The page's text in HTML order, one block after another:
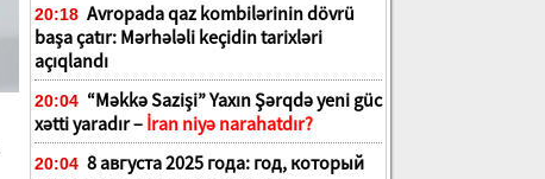
20:18 Avropada qaz kombilərinin dövrü
başa çatır: Mərhələli keçidin tarixləri
açıqlandı
20:04 “Məkkə Sazişi” Yaxın Şərqdə yeni güc
xətti yaradır – İran niyə narahatdır?
20:04 8 августа 2025 года: год, который